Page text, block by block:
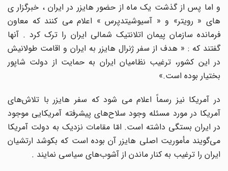
و اما پس از گذشت یک ماه از حضور هایزر در ایران ، خبرگزار ی
های « رویتر» و « آسیوشیتدپرس » اعلام می کنند که معاون
فرمانده سازمان پیمان اتلانتیک شمالی ایران را ترک کرد . آنها
گفتند که : « هدف از سفر ژنرال هایزر به ایران و اقامت طولانیش
در این کشور، ترغیب نظامیان ایران به حمایت از دولت شاپور
بختیار بوده است.»
در آمریکا نیز رسماً اعلام می شود که سفر هایزر با تلاش‌های
آمریکا در مورد مسئله وجود سلاح‌های پیشرفته آمریکایی موجود
در ایران بستگی داشته است. امّا مقامات نزدیک به دولت آمریکا
می‌گویند مأموریت اصلی هایزر آن بوده است که بکوشد ارتشیان
ایران را ترغیب به کنار ماندن از آشوب‌های سیاسی نمایند .